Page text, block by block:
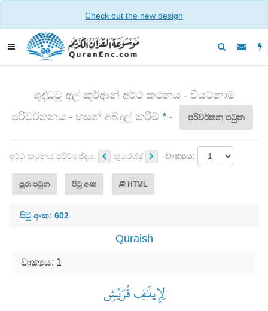
Check out the new design
ශුද්ධවූ අල් කුර්ආන් අර්ථ කථනය - වියට්නාම
පරිවර්තනය - හසන් අබ්දුල් කරීම්* - පරිවර්තන පටුන
අර්ථ කථනය පරිච්ඡේදය: කුරෙය්ෂ් වාක්‍යය:
සූරා පටුන පිටු අංක HTML
පිටු අංක: 602
Quraish
වාක්‍යය: 1
لِإِيلَٰفِ قُرَيۡشٍ